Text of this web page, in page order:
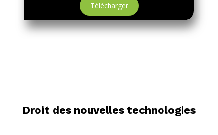
Télécharger
Droit des nouvelles technologies